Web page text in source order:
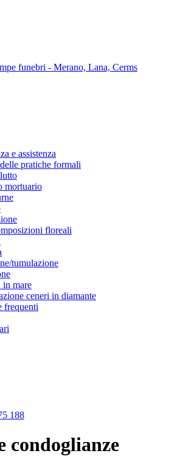
funebri - Merano, Lana, Cerms
e assistenza
pratiche formali
mortuario
floreali
tumulazione
in mare
ceneri in diamante
frequenti
188
condoglianze